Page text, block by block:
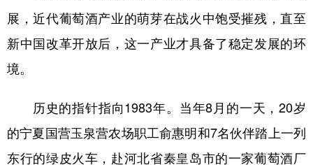
展，近代葡萄酒产业的萌芽在战火中饱受摧残，直至
新中国改革开放后，这一产业才具备了稳定发展的环
境。
历史的指针指向1983年。当年8月的一天，20岁
的宁夏国营玉泉营农场职工俞惠明和7名伙伴踏上一列
东行的绿皮火车，赴河北省秦皇岛市的一家葡萄酒厂